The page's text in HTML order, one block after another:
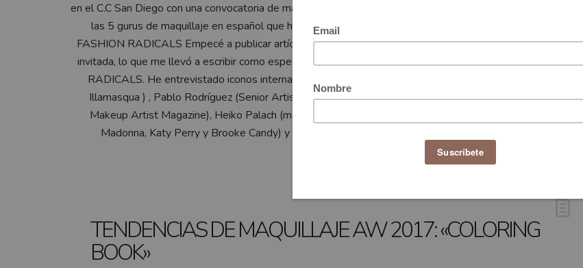
en el C.C San Diego con una convocatoria de mas de 100 personas. Reconocida por Publimetro como una de
las 5 gurus de maquillaje en español que hay que seguir en Internet. ACERCA DE MI TRABAJO EN
FASHION RADICALS Empecé a publicar artículos sobre belleza y cosméticos en blogs de moda como un
invitada, lo que me llevó a escribir como especialista para el portal colombiano más importante: FASHION
RADICALS. He entrevistado iconos internacionales del maquillaje como Julian Kynaston (fundador de
Illamasqua ) , Pablo Rodríguez (Senior Artist de MAC Cosmetics ) ,Michael Key ( creador de IMATS y
Makeup Artist Magazine), Heiko Palach (makeup artist aleman) , Sammy Mourabit (Makeup artist de
Madonna, Katy Perry y Brooke Candy) y Stuart Bray maestro de efectos de efectos especiales.
TENDENCIAS DE MAQUILLAJE AW 2017: «COLORING
BOOK»